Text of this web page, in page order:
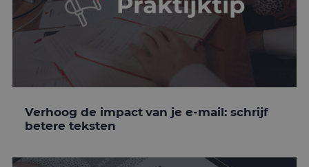
Verhoog de impact van je e-mail: schrijf
betere teksten